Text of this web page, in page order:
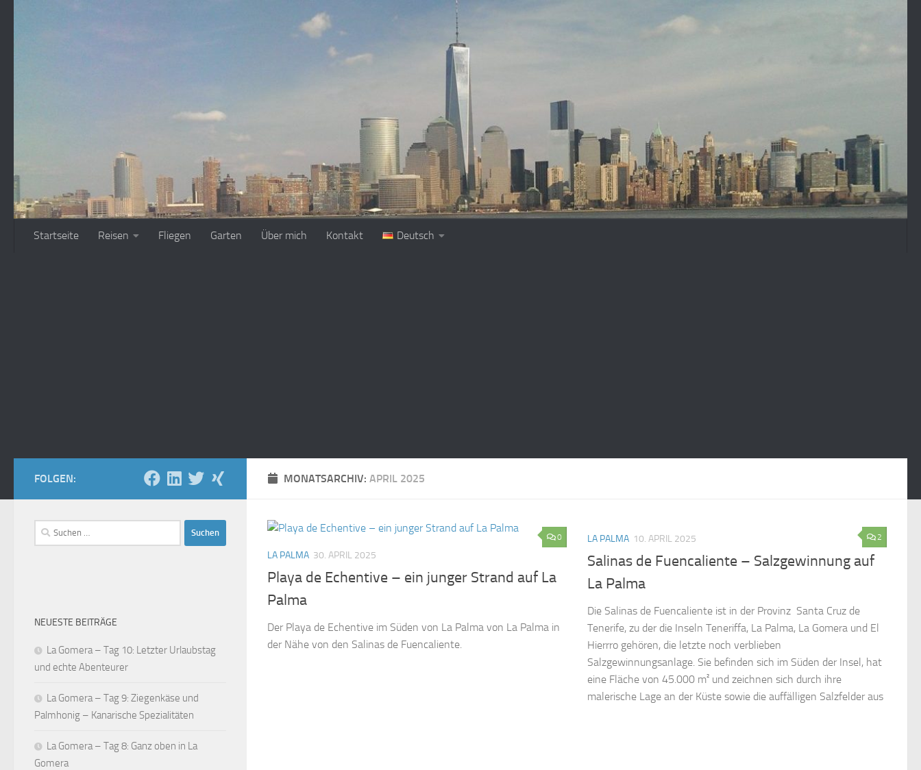
Startseite Reisen Fliegen Garten Über mich Kontakt Deutsch
MONATSARCHIV: APRIL 2025
0
LA PALMA 30. APRIL 2025
Playa de Echentive – ein junger Strand auf La
Palma
Der Playa de Echentive im Süden von La Palma von La Palma in
der Nähe von den Salinas de Fuencaliente.
2
LA PALMA 10. APRIL 2025
Salinas de Fuencaliente – Salzgewinnung auf
La Palma
Die Salinas de Fuencaliente ist in der Provinz Santa Cruz de
Tenerife, zu der die Inseln Teneriffa, La Palma, La Gomera und El
Hierrro gehören, die letzte noch verblieben
Salzgewinnungsanlage. Sie befinden sich im Süden der Insel, hat
eine Fläche von 45.000 m² und zeichnen sich durch ihre
malerische Lage an der Küste sowie die auffälligen Salzfelder aus
FOLGEN:
Suchen
nach:
NEUESTE BEITRÄGE
La Gomera – Tag 10: Letzter Urlaubstag
und echte Abenteurer
La Gomera – Tag 9: Ziegenkäse und
Palmhonig – Kanarische Spezialitäten
La Gomera – Tag 8: Ganz oben in La
Gomera